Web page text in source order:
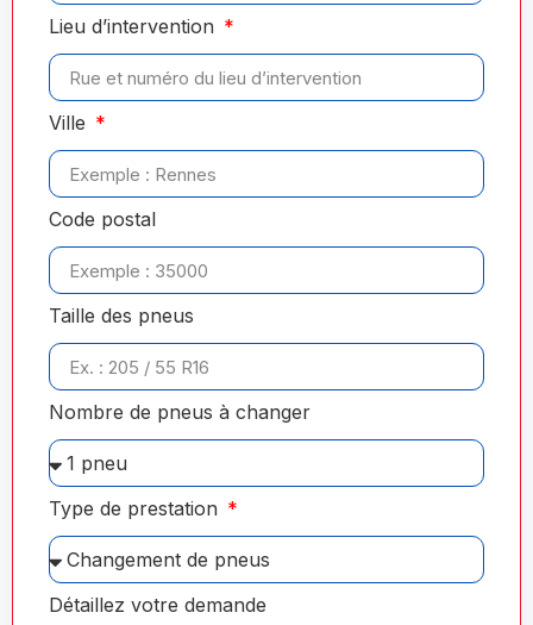
Lieu d’intervention
Ville
Code postal
Taille des pneus
Nombre de pneus à changer
Type de prestation
Détaillez votre demande